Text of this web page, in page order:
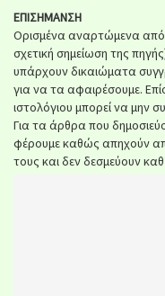
ΕΠΙΣΗΜΑΝΣΗ
Ορισμένα αναρτώμενα από
σχετική σημείωση της
υπάρχουν δικαιώματα
για να τα αφαιρέσουμε.
ιστολόγιου μπορεί να μην
Για τα άρθρα που
φέρουμε καθώς απηχούν
τους και δεν δεσμεύουν